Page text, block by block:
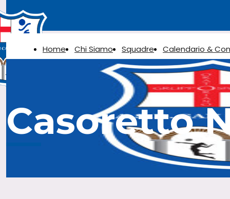
Home Chi Siamo Squadre Calendario &
Casoretto